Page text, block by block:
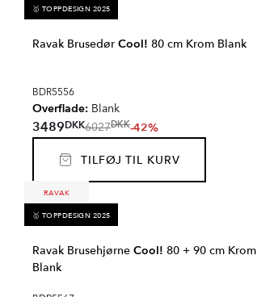
🥇 TOPPDESIGN 2025
Ravak Brusedør Cool! 80 cm Krom Blank
BDR5556
Overflade: Blank
3489DKK6027DKK-42%
TILFØJ TIL KURV
RAVAK
🥇 TOPPDESIGN 2025
Ravak Brusehjørne Cool! 80 + 90 cm Krom
Blank